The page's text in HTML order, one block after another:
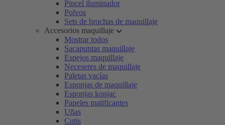
Pincel iluminador
Polvos
Sets de brochas de maquillaje
Accesorios maquillaje
Mostrar todos
Sacapuntas maquillaje
Espejos maquillaje
Neceseres de maquillaje
Paletas vacías
Esponjas de maquillaje
Esponjas konjac
Papeles matificantes
Uñas
Cutis